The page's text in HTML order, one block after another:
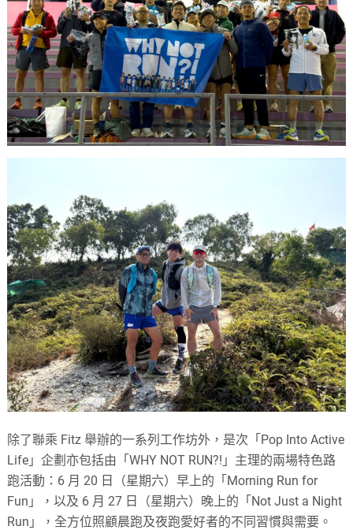
除了聯乘 Fitz 舉辦的一系列工作坊外，是次「Pop Into Active
Life」企劃亦包括由「WHY NOT RUN?!」主理的兩場特色路
跑活動：6 月 20 日（星期六）早上的「Morning Run for
Fun」，以及 6 月 27 日（星期六）晚上的「Not Just a Night
Run」，全方位照顧晨跑及夜跑愛好者的不同習慣與需要。